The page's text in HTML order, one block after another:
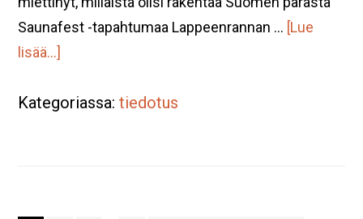
Saunafest -tapahtumaa Lappeenrannan … [Lue
lisää...]
Saunafest
Kategoriassa:tiedotus